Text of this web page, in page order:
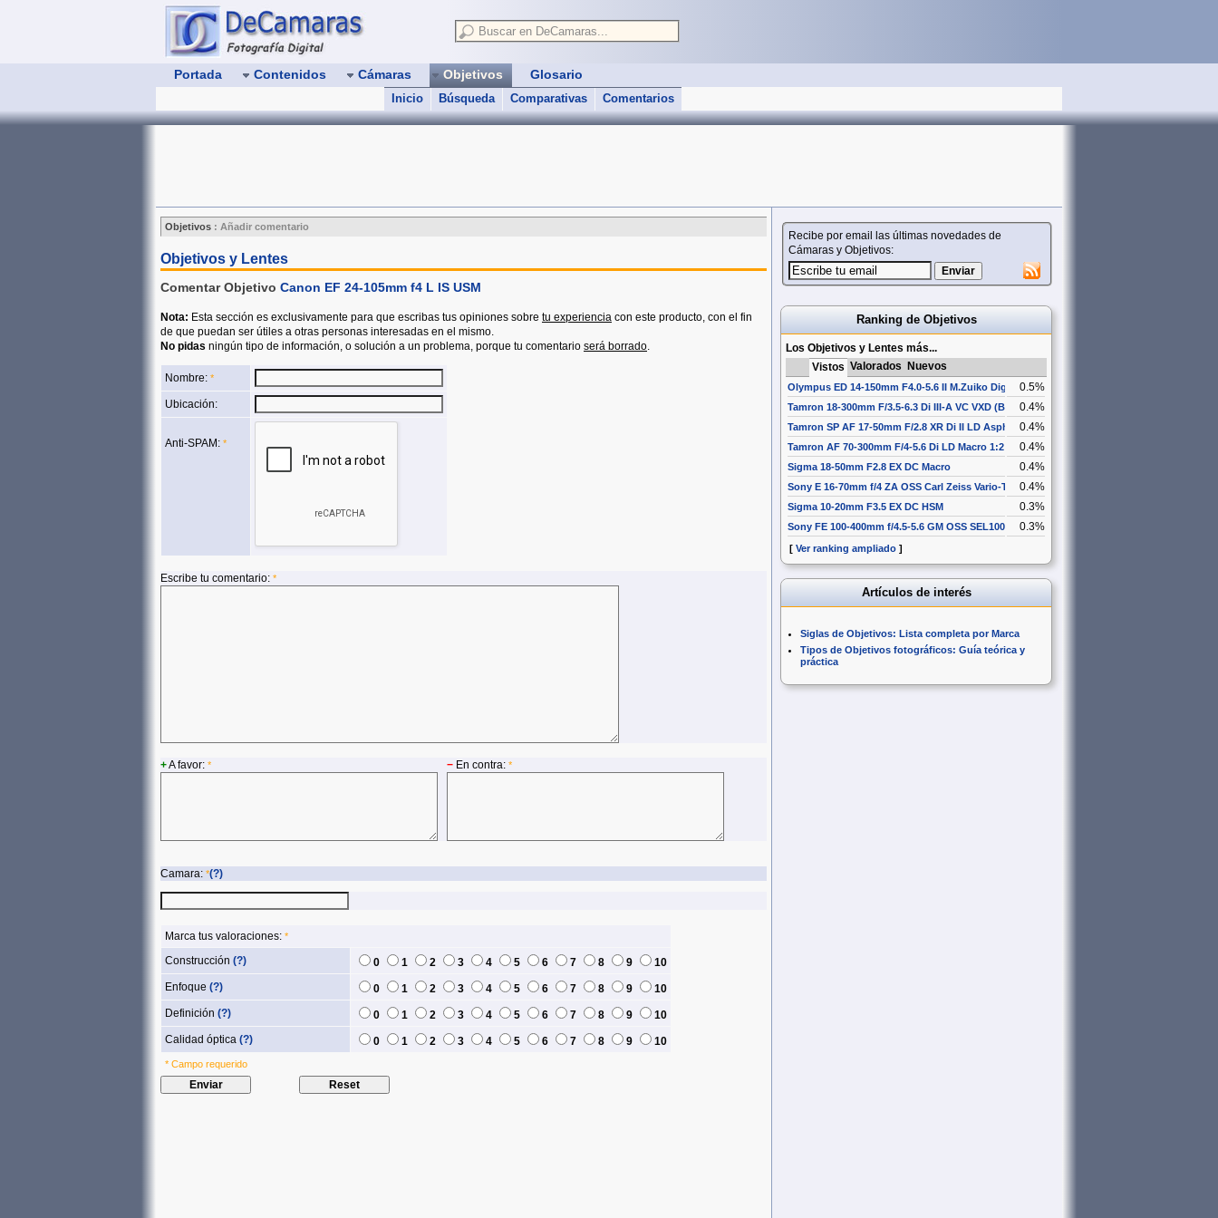
Portada Contenidos Cámaras Objetivos
Inicio Búsqueda Comparativas Comentarios
Glosario
Objetivos : Añadir comentario
Objetivos y Lentes
Comentar Objetivo Canon EF 24-105mm f4 L IS USM
Nota: Esta sección es exclusivamente para que escribas tus opiniones sobre tu experiencia con este producto, con el fin
de que puedan ser útiles a otras personas interesadas en el mismo.
No pidas ningún tipo de información, o solución a un problema, porque tu comentario será borrado.
Nombre: *
Ubicación:
Anti-SPAM: *
Escribe tu comentario: *
+A favor: * − En contra: *
Camara: *(?)
Marca tus valoraciones: *
Construcción (?) 0 1 2 3 4 5 6 7 8 9
10
Enfoque (?) 0 1 2 3 4 5 6 7 8 9
10
Definición (?) 0 1 2 3 4 5 6 7 8 9
10
Calidad óptica (?) 0 1 2 3 4 5 6 7 8 9 10
* Campo requerido
Recibe por email las últimas novedades de
Cámaras y Objetivos:
Ranking de Objetivos
Los Objetivos y Lentes más...
Vistos Valorados Nuevos
Olympus ED 14-150mm F4.0-5.6 II M.Zuiko Digital0.5%
Tamron 18-300mm F/3.5-6.3 Di III-A VC VXD (B061)0.4%
Tamron SP AF 17-50mm F/2.8 XR Di II LD Aspherical [IF]
0.4%
Tamron AF 70-300mm F/4-5.6 Di LD Macro 1:2 0.4%
Sigma 18-50mm F2.8 EX DC Macro 0.4%
Sony E 16-70mm f/4 ZA OSS Carl Zeiss Vario-Tessar T* SEL1670Z
0.4%
Sigma 10-20mm F3.5 EX DC HSM 0.3%
Sony FE 100-400mm f/4.5-5.6 GM OSS SEL100400GM
0.3%
[ Ver ranking ampliado ]
Artículos de interés
Siglas de Objetivos: Lista completa por Marca
Tipos de Objetivos fotográficos: Guía teórica y
práctica